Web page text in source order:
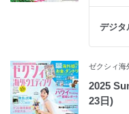
デジタ
ゼクシィ海
2025
23日)